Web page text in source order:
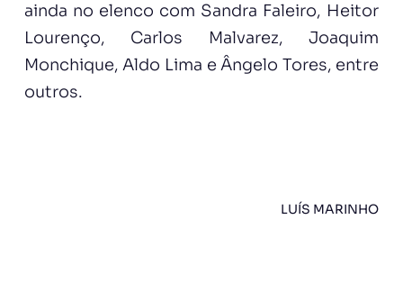
ainda no elenco com Sandra Faleiro, Heitor
Lourenço, Carlos Malvarez, Joaquim
Monchique, Aldo Lima e Ângelo Tores, entre
outros.
LUÍS MARINHO